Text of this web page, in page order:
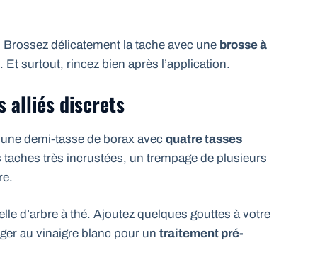
délicatement la tache avec une brosse à
surtout, rincez bien après l’application.
alliés discrets
demi-tasse de borax avec quatre tasses
très incrustées, un trempage de plusieurs
d’arbre à thé. Ajoutez quelques gouttes à votre
au vinaigre blanc pour un traitement pré-